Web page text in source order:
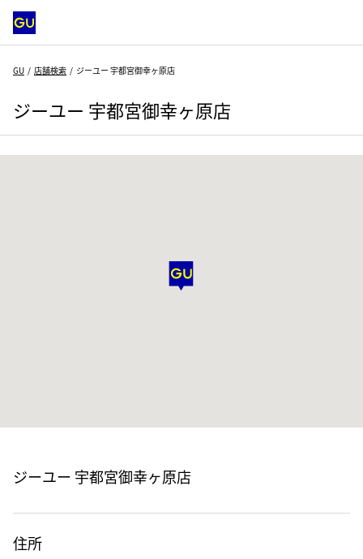
GU 店舗検索 ジーユー 宇都宮御幸ヶ原店
ジーユー 宇都宮御幸ヶ原店
ジーユー 宇都宮御幸ヶ原店
住所